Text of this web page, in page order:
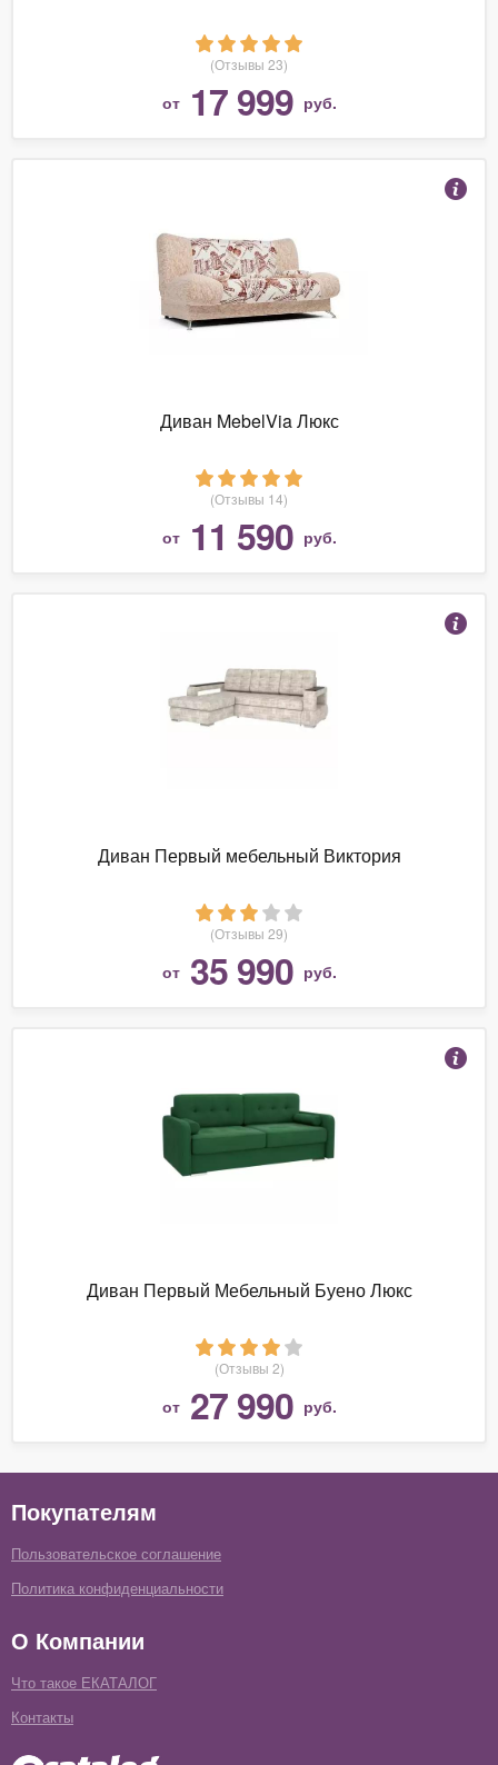
(Отзывы 23)
от 17 999 руб.
Диван MebelVia Люкс
(Отзывы 14)
от 11 590 руб.
Диван Первый мебельный Виктория
(Отзывы 29)
от 35 990 руб.
Диван Первый Мебельный Буено Люкс
(Отзывы 2)
от 27 990 руб.
Покупателям
Пользовательское соглашение
Политика конфиденциальности
О Компании
Что такое ЕКАТАЛОГ
Контакты